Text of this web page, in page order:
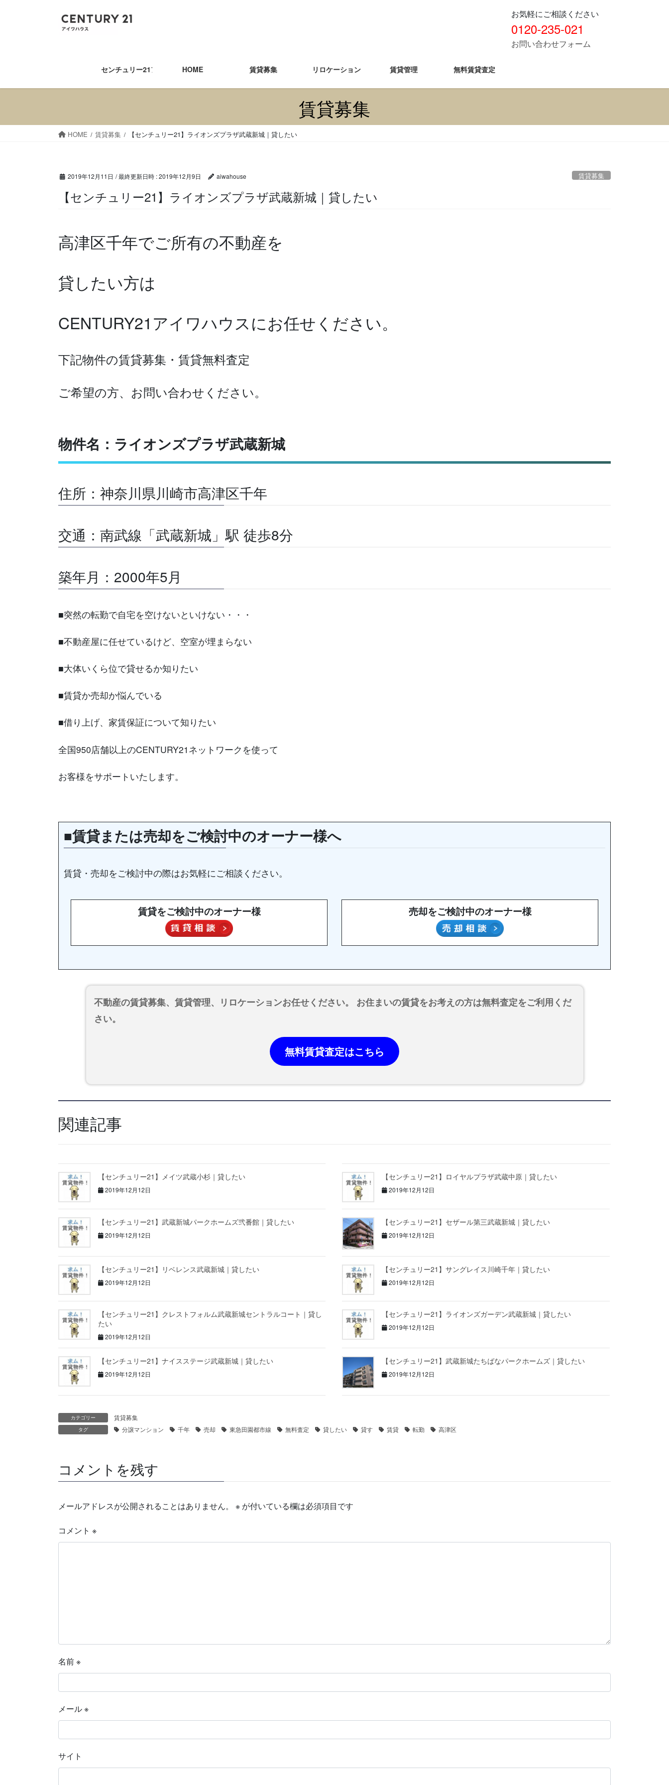
キ
に
お気軽にご相談ください
0120-235-021
お問い合わせフォーム
センチュリー21アイワハウスHOME 賃貸募集 リロケーション 賃貸管理 無料賃貸査定
賃貸募集
HOME 賃貸募集 【センチュリー21】ライオンズプラザ武蔵新城｜貸したい
2019年12月11日 / 最終更新日時 :2019年12月9日 aiwahouse 賃貸募集
【センチュリー21】ライオンズプラザ武蔵新城｜貸したい
高津区千年でご所有の不動産を
貸したい方は
CENTURY21アイワハウスにお任せください。
下記物件の賃貸募集・賃貸無料査定
ご希望の方、お問い合わせください。
物件名：ライオンズプラザ武蔵新城
住所：神奈川県川崎市高津区千年
交通：南武線「武蔵新城」駅 徒歩8分
築年月：2000年5月
■突然の転勤で自宅を空けないといけない・・・
■不動産屋に任せているけど、空室が埋まらない
■大体いくら位で貸せるか知りたい
■賃貸か売却か悩んでいる
■借り上げ、家賃保証について知りたい
全国950店舗以上のCENTURY21ネットワークを使って
お客様をサポートいたします。
■賃貸または売却をご検討中のオーナー様へ
賃貸・売却をご検討中の際はお気軽にご相談ください。
賃貸をご検討中のオーナー様 売却をご検討中のオーナー様
不動産の賃貸募集、賃貸管理、リロケーションお任せください。 お住まいの賃貸をお考えの方は無料査定をご利用くだ
さい。
無料賃貸査定はこちら
関連記事
【センチュリー21】メイツ武蔵小杉｜貸したい
2019年12月12日
【センチュリー21】ロイヤルプラザ武蔵中原｜貸したい
2019年12月12日
【センチュリー21】武蔵新城パークホームズ弐番館｜貸したい
2019年12月12日
【センチュリー21】セザール第三武蔵新城｜貸したい
2019年12月12日
【センチュリー21】リベレンス武蔵新城｜貸したい
2019年12月12日
【センチュリー21】サングレイス川崎千年｜貸したい
2019年12月12日
【センチュリー21】クレストフォルム武蔵新城セントラルコート｜貸し
たい
2019年12月12日
【センチュリー21】ライオンズガーデン武蔵新城｜貸したい
2019年12月12日
【センチュリー21】ナイスステージ武蔵新城｜貸したい
2019年12月12日
【センチュリー21】武蔵新城たちばなパークホームズ｜貸したい
2019年12月12日
カテゴリー 賃貸募集
タグ 分譲マンション 千年 売却 東急田園都市線 無料査定 貸したい 貸す 賃貸 転勤 高津区
コメントを残す
メールアドレスが公開されることはありません。 ※ が付いている欄は必須項目です
コメント ※
名前※
メール※
サイト